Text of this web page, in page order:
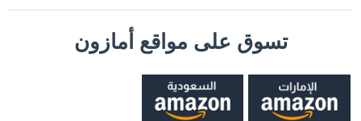
تسوق على مواقع أمازون